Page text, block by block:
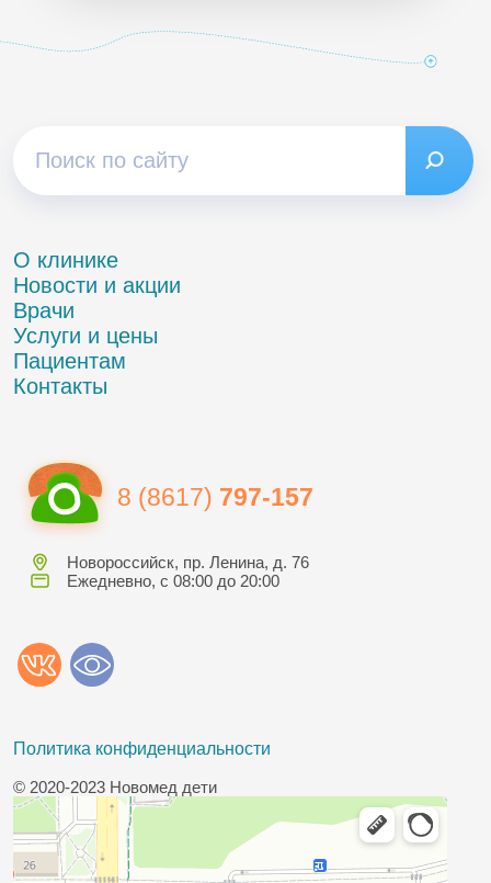
О клинике
Новости и акции
Врачи
Услуги и цены
Пациентам
Контакты
8 (8617) 797-157
Новороссийск, пр. Ленина, д. 76
Ежедневно, с 08:00 до 20:00
Политика конфиденциальности
© 2020-2023 Новомед дети